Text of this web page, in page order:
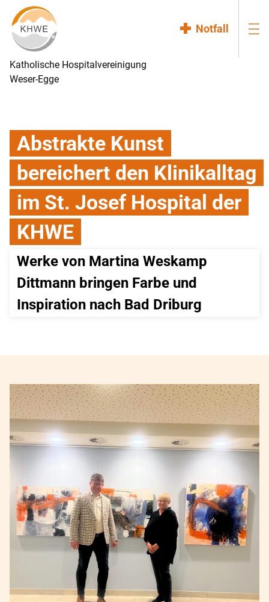
Katholische Hospitalvereinigung
Weser-Egge
Notfall
Abstrakte Kunst
bereichert den Klinikalltag
im St. Josef Hospital der
KHWE
Werke von Martina Weskamp
Dittmann bringen Farbe und
Inspiration nach Bad Driburg